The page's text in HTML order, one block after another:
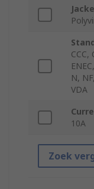
CCC,
N,
VDA
10A
Zoek